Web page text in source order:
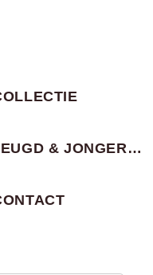
JEUGD & JONGEREN